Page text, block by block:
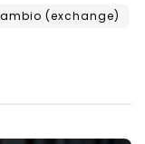
(exchange)